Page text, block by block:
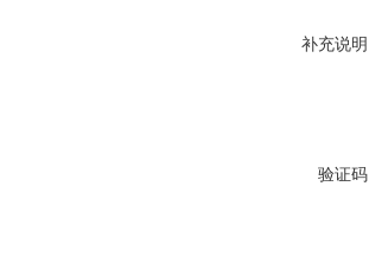
补充说
验证